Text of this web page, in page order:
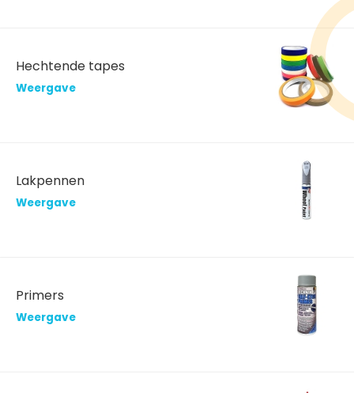
Hechtende tapes
Weergave
Lakpennen
Weergave
Primers
Weergave